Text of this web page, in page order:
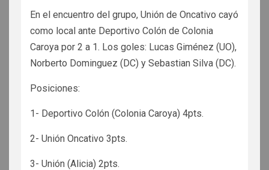
En el encuentro del grupo, Unión de Oncativo cayó
como local ante Deportivo Colón de Colonia
Caroya por 2 a 1. Los goles: Lucas Giménez (UO),
Norberto Dominguez (DC) y Sebastian Silva (DC).
Posiciones:
1- Deportivo Colón (Colonia Caroya) 4pts.
2- Unión Oncativo 3pts.
3- Unión (Alicia) 2pts.